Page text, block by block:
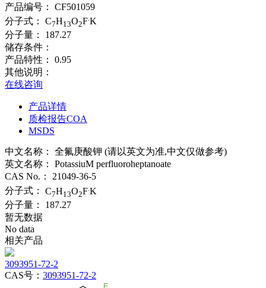
产品编号：
CF501059
分子式：
C7H13O2FK
分子量：
187.27
储存条件：
产品特性：
0.95
其他说明：
在线咨询
产品详情
质检报告COA
MSDS
中文名称： 全氟庚酸钾 (请以英文为准,中文仅做参考)
英文名称： PotassiuM perfluoroheptanoate
CAS No.：
21049-36-5
分子式：
C7H13O2FK
分子量：
187.27
暂无数据
No data
相关产品
3093951-72-2
CAS号： 3093951-72-2